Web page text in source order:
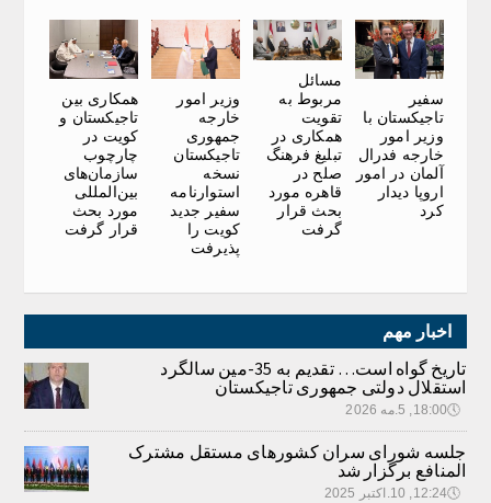
سفیر
تاجیکستان با
وزیر امور
خارجه فدرال
آلمان در امور
اروپا دیدار
کرد
مسائل
مربوط به
تقویت
همکاری در
تبلیغ فرهنگ
صلح در
قاهره مورد
بحث قرار
گرفت
وزیر امور
خارجه
جمهوری
تاجیکستان
نسخه
استوارنامه
سفیر جدید
کویت را
پذیرفت
همکاری بین
تاجیکستان و
کویت در
چارچوب
سازمان‌های
بین‌المللی
مورد بحث
قرار گرفت
اخبار مهم
تاریخ گواه است… تقدیم به 35-مین سالگرد
استقلال دولتی جمهوری تاجیکستان
🕔18:00, 5.مه 2026
جلسه شورای سران کشورهای مستقل مشترک
المنافع برگزار شد
🕔12:24, 10.اکتبر 2025